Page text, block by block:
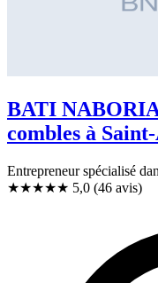
BATI
combles à
Entrepreneur spécialisé
★★★★★ 5,0 (46 avis)